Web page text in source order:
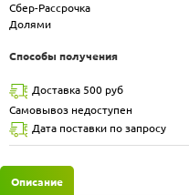
Сбер-Рассрочка
Долями
Способы получения
Доставка 500 руб
Самовывоз недоступен
Дата поставки по запросу
Описание